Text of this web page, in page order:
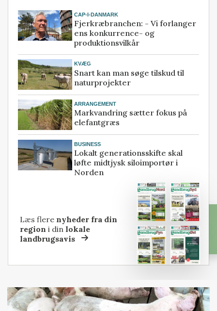
CAP-I-DANMARK
Fjerkræbranchen: - Vi forlanger
ens konkurrence- og
produktionsvilkår
KVÆG
Snart kan man søge tilskud til
naturprojekter
ARRANGEMENT
Markvandring sætter fokus på
elefantgræs
BUSINESS
Lokalt generationsskifte skal
løfte midtjysk siloimportør i
Norden
Læs flere nyheder fra din
region i dinlokale
landbrugsavis